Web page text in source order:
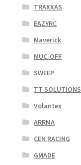
TRAXXAS
EAZYRC
Maverick
MUC-OFF
SWEEP
TT SOLUTIONS
Volantex
ARRMA
CEN RACING
GMADE